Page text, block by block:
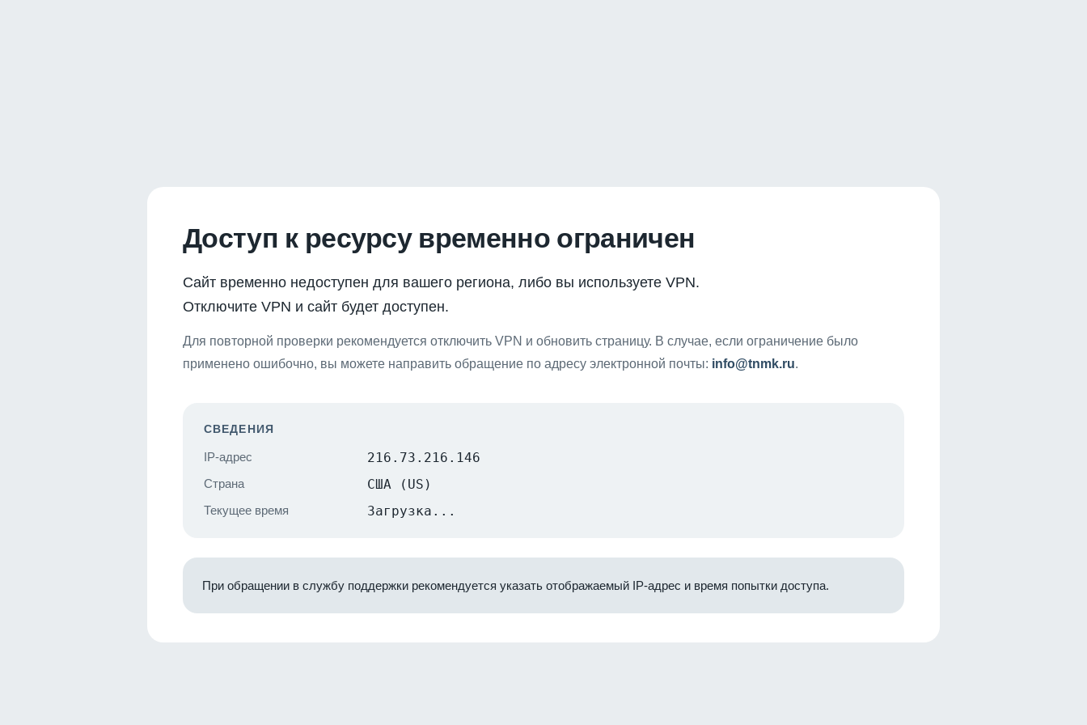
Доступ к ресурсу временно ограничен
Сайт временно недоступен для вашего региона, либо вы используете VPN.
Отключите VPN и сайт будет доступен.
Для повторной проверки рекомендуется отключить VPN и обновить страницу. В случае, если ограничение было
применено ошибочно, вы можете направить обращение по адресу электронной почты: info@tnmk.ru.
СВЕДЕНИЯ
IP-адрес 216.73.216.146
Страна США (US)
Текущее время Загрузка...
При обращении в службу поддержки рекомендуется указать отображаемый IP-адрес и время попытки доступа.